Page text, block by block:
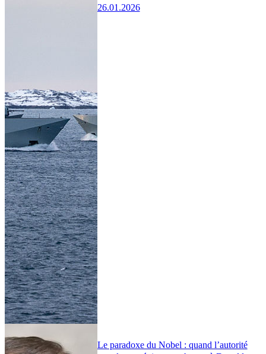
26.01.2026
Le paradoxe du Nobel : quand l’autorité